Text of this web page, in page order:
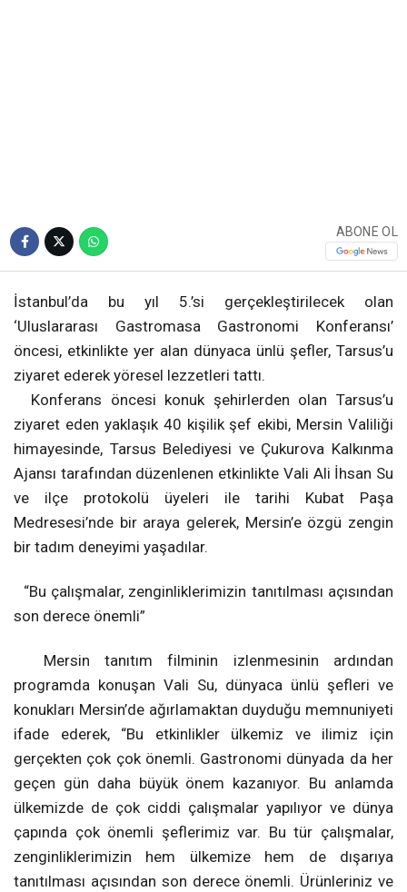
ABONE OL
İstanbul’da bu yıl 5.’si gerçekleştirilecek olan
‘Uluslararası Gastromasa Gastronomi Konferansı’
öncesi, etkinlikte yer alan dünyaca ünlü şefler, Tarsus’u
ziyaret ederek yöresel lezzetleri tattı.
Konferans öncesi konuk şehirlerden olan Tarsus’u
ziyaret eden yaklaşık 40 kişilik şef ekibi, Mersin Valiliği
himayesinde, Tarsus Belediyesi ve Çukurova Kalkınma
Ajansı tarafından düzenlenen etkinlikte Vali Ali İhsan Su
ve ilçe protokolü üyeleri ile tarihi Kubat Paşa
Medresesi’nde bir araya gelerek, Mersin’e özgü zengin
bir tadım deneyimi yaşadılar.
“Bu çalışmalar, zenginliklerimizin tanıtılması açısından
son derece önemli”
Mersin tanıtım filminin izlenmesinin ardından
programda konuşan Vali Su, dünyaca ünlü şefleri ve
konukları Mersin’de ağırlamaktan duyduğu memnuniyeti
ifade ederek, “Bu etkinlikler ülkemiz ve ilimiz için
gerçekten çok çok önemli. Gastronomi dünyada da her
geçen gün daha büyük önem kazanıyor. Bu anlamda
ülkemizde de çok ciddi çalışmalar yapılıyor ve dünya
çapında çok önemli şeflerimiz var. Bu tür çalışmalar,
zenginliklerimizin hem ülkemize hem de dışarıya
tanıtılması açısından son derece önemli. Ürünleriniz ve